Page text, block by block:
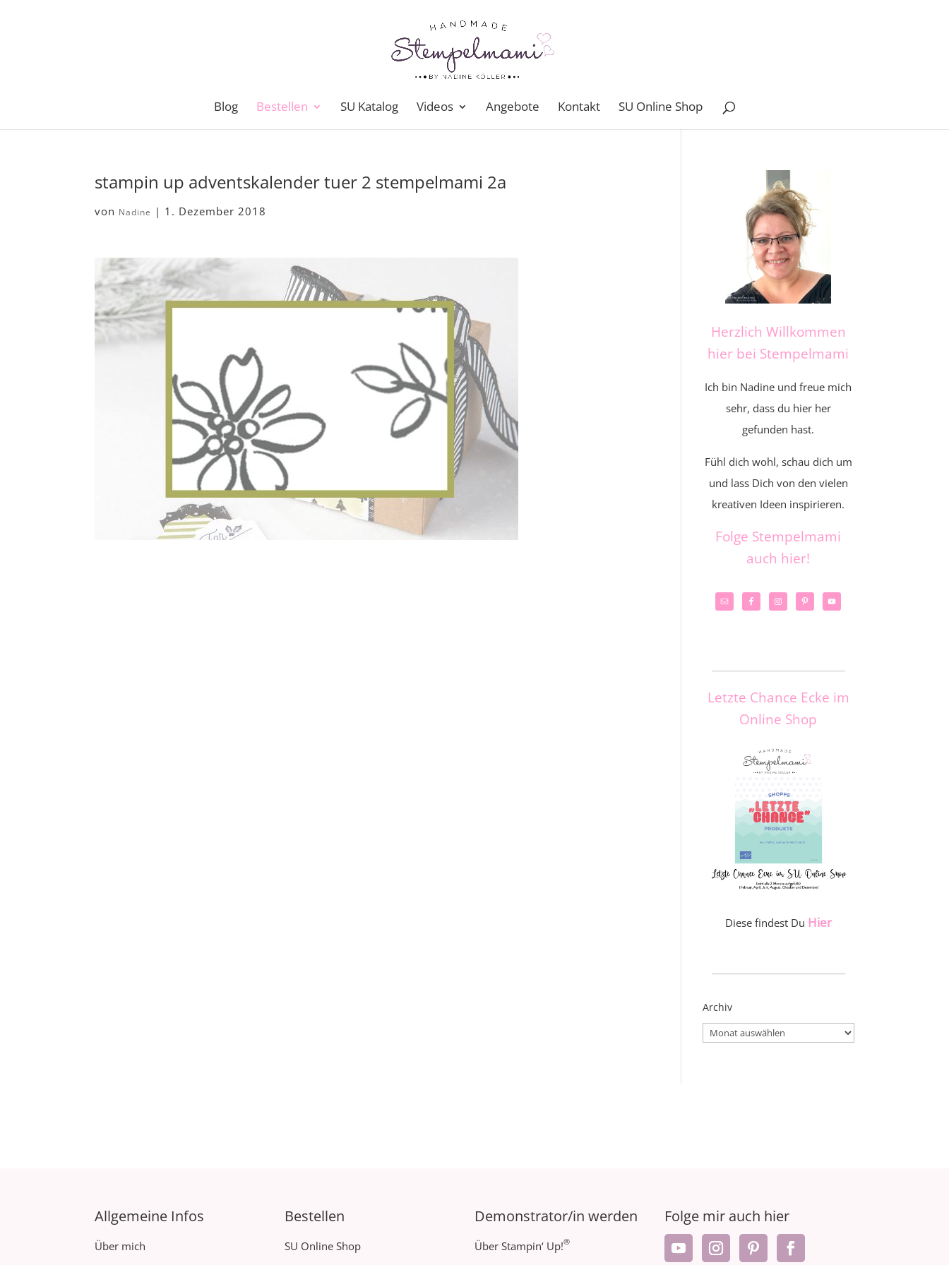
Blog Bestellen SU Katalog Videos Angebote Kontakt SU Online Shop
stampin up adventskalender tuer 2 stempelmami 2a
von Nadine | 1. Dezember 2018
Herzlich Willkommen
hier bei Stempelmami
Ich bin Nadine und freue mich
sehr, dass du hier her
gefunden hast.
Fühl dich wohl, schau dich um
und lass Dich von den vielen
kreativen Ideen inspirieren.
Folge Stempelmami
auch hier!
Letzte Chance Ecke im
Online Shop
Diese findest Du Hier
Archiv
Archiv
Allgemeine Infos
Über mich
Bestellen
SU Online Shop
Demonstrator/in werden
Über Stampin‘ Up!®
Folge mir auch hier